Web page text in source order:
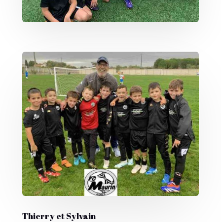
Thierry et Sylvain